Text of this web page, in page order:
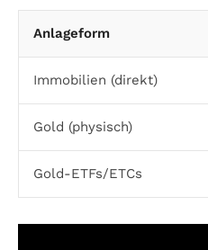
Anlageform
Immobilien (direkt)
Gold (physisch)
Gold-ETFs/ETCs